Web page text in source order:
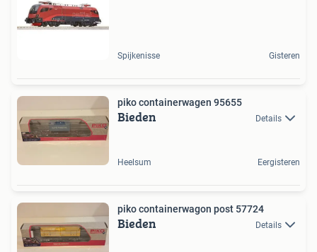
Spijkenisse Gisteren
piko containerwagen 95655
Bieden Details
Heelsum Eergisteren
piko containerwagon post 57724
Bieden Details